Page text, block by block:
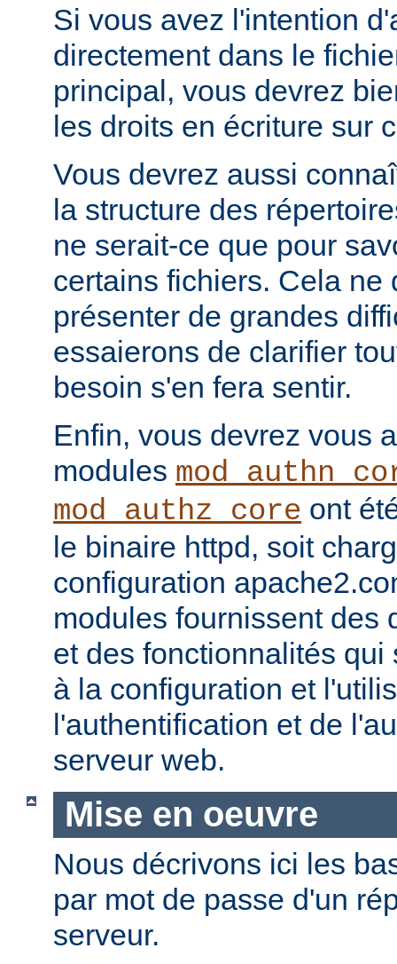
Si vous avez l'intention
directement dans le
principal, vous devrez
les droits en écriture sur
Vous devrez aussi
la structure des
ne serait-ce que pour
certains fichiers. Cela ne
présenter de grandes
essaierons de clarifier
besoin s'en fera sentir.
Enfin, vous devrez vous
modules
mod_authz_core ont
le binaire httpd, soit
configuration
modules fournissent des
et des fonctionnalités
à la configuration et
l'authentification et de
serveur web.
Mise en oeuvre
Nous décrivons ici les
par mot de passe d'un
serveur.